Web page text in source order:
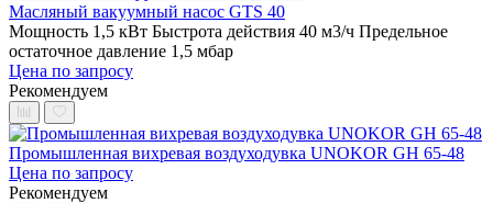
Масляный вакуумный насос GTS 40
Мощность 1,5 кВт Быстрота действия 40 м3/ч Предельное
остаточное давление 1,5 мбар
Цена по запросу
Рекомендуем
Промышленная вихревая воздуходувка UNOKOR GH 65-48
Цена по запросу
Рекомендуем